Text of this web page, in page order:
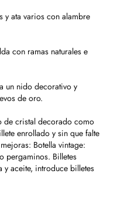
y ata varios con alambre
con ramas naturales e
un nido decorativo y
de oro.
de cristal decorado como
enrollado y sin que falte
Botella vintage:
pergaminos. Billetes
y aceite, introduce billetes